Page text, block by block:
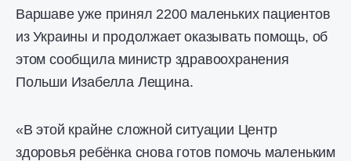
Варшаве уже принял 2200 маленьких пациентов
из Украины и продолжает оказывать помощь, об
этом сообщила министр здравоохранения
Польши Изабелла Лещина.
«В этой крайне сложной ситуации Центр
здоровья ребёнка снова готов помочь маленьким